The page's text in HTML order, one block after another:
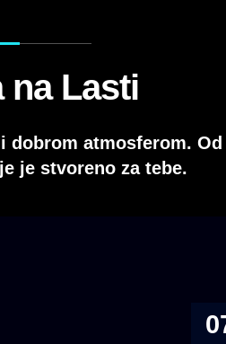
na Lasti
dobrom atmosferom.
je stvoreno za tebe.